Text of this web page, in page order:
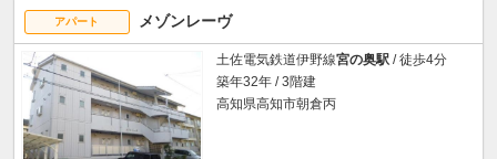
アパート メゾンレーヴ
土佐電気鉄道伊野線宮の奥駅 / 徒歩4分
築年32年 / 3階建
高知県高知市朝倉丙